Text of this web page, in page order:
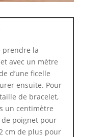
prendre la
avec un mètre
d’une ficelle
ensuite. Pour
de bracelet,
un centimètre
poignet pour
cm de plus pour